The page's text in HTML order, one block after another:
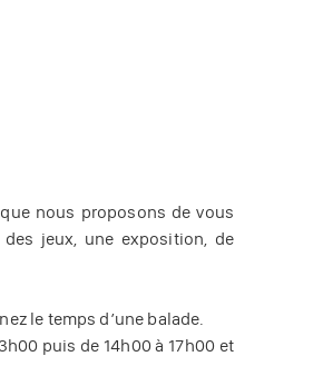
nous proposons de vous
jeux, une exposition, de
le temps d’une balade.
puis de 14h00 à 17h00 et